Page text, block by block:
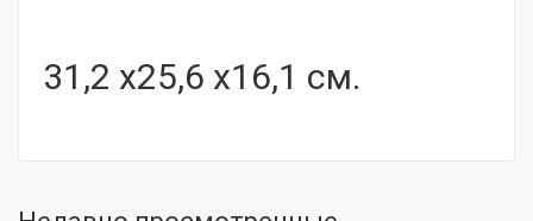
31,2 х25,6 х16,1 см.